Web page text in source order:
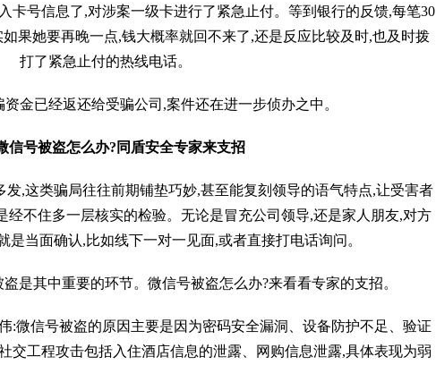
卡号信息了,对涉案一级卡进行了紧急止付。等到银行的反馈,每笔30
果她要再晚一点,钱大概率就回不来了,还是反应比较及时,也及时拨
打了紧急止付的热线电话。
资金已经返还给受骗公司,案件还在进一步侦办之中。
信号被盗怎么办?同盾安全专家来支招
发,这类骗局往往前期铺垫巧妙,甚至能复刻领导的语气特点,让受害者
经不住多一层核实的检验。无论是冒充公司领导,还是家人朋友,对方
是当面确认,比如线下一对一见面,或者直接打电话询问。
是其中重要的环节。微信号被盗怎么办?来看看专家的支招。
:微信号被盗的原因主要是因为密码安全漏洞、设备防护不足、验证
交工程攻击包括入住酒店信息的泄露、网购信息泄露,具体表现为弱